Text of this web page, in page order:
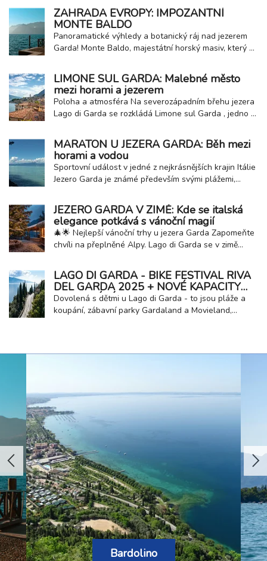
Toto pohoří nabízí jedinečné spojení horské krajiny a
středomořského klimatu, díky čemuž láká návštěvníky
po celý rok. Hora tisíce kontrastů Monte Baldo...
ZAHRADA EVROPY: IMPOZANTNÍ
MONTE BALDO
Panoramatické výhledy a botanický ráj nad jezerem
Garda! Monte Baldo, majestátní horský masiv, který se
a nabízí dechberoucí panoramatické výhledy na celé
jezero, okolní alpské štíty a úrodné nížiny. Vítejte na
hoře Monte Baldo , která si díky...
LIMONE SUL GARDA: Malebné město
mezi horami a jezerem
Poloha a atmosféra Na severozápadním břehu jezera
Lago di Garda se rozkládá Limone sul Garda , jedno z
skal, jejichž šedé stěny kontrastují s azurovou
hladinou jezera. Úzké uličky plné květin, malebné
domky a klidná promenáda vytvářejí...
MARATON U JEZERA GARDA: Běh mezi
horami a vodou
Sportovní událost v jedné z nejkrásnějších krajin Itálie
Jezero Garda je známé především svými plážemi,
Každé jaro se ale tato oblast promění také v dějiště
významné sportovní události - Lake Garda 42 ,
maratonu, který patří mezi nejmalebnější...
JEZERO GARDA V ZIMĚ: Kde se italská
elegance potkává s vánoční magií
🎄🌟 Nejlepší vánoční trhy u jezera Garda Zapomeňte
chvíli na přeplněné Alpy. Lago di Garda se v zimě
střetává malebná italská krajina s vůní svařeného
vína a řemeslnou tradicí. Je to ideální místo pro
klienty, kteří hledají světla, atmosféru a...
LAGO DI GARDA - BIKE FESTIVAL RIVA
DEL GARDA 2025 + NOVÉ KAPACITY
UBYTOVÁNÍ U JEZERA
Dovolená s dětmi u Lago di Garda - to jsou pláže a
koupání, zábavní parky Gardaland a Movieland,
množství vinic a vinařství, farmy, olivové...
Bardolino